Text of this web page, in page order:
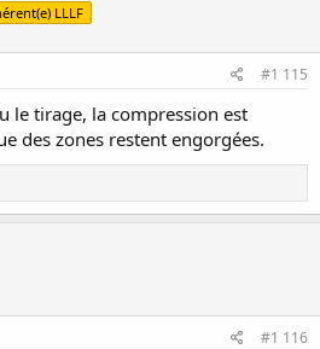
LLLF
#1 115
le tirage, la compression est
des zones restent engorgées.
#1 116